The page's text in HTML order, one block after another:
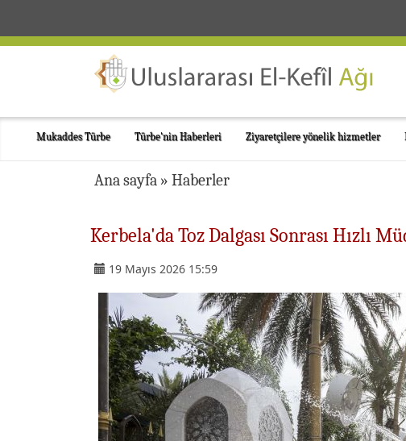
Mukaddes Türbe Türbe'nin Haberleri Ziyaretçilere yönelik hizmetler
Ana sayfa » Haberler
Kerbela'da Toz Dalgası Sonrası Hızlı
19 Mayıs 2026 15:59